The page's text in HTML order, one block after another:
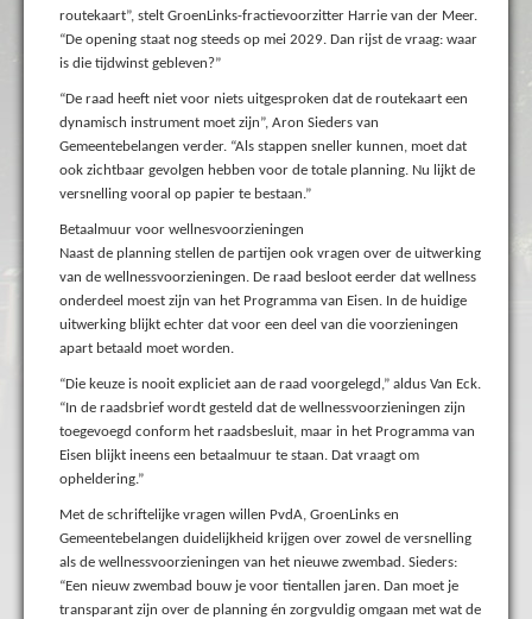
routekaart”, stelt GroenLinks-fractievoorzitter Harrie van der Meer.
“De opening staat nog steeds op mei 2029. Dan rijst de vraag: waar
is die tijdwinst gebleven?”
“De raad heeft niet voor niets uitgesproken dat de routekaart een
dynamisch instrument moet zijn”, Aron Sieders van
Gemeentebelangen verder. “Als stappen sneller kunnen, moet dat
ook zichtbaar gevolgen hebben voor de totale planning. Nu lijkt de
versnelling vooral op papier te bestaan.”
Betaalmuur voor wellnesvoorzieningen
Naast de planning stellen de partijen ook vragen over de uitwerking
van de wellnessvoorzieningen. De raad besloot eerder dat wellness
onderdeel moest zijn van het Programma van Eisen. In de huidige
uitwerking blijkt echter dat voor een deel van die voorzieningen
apart betaald moet worden.
“Die keuze is nooit expliciet aan de raad voorgelegd,” aldus Van Eck.
“In de raadsbrief wordt gesteld dat de wellnessvoorzieningen zijn
toegevoegd conform het raadsbesluit, maar in het Programma van
Eisen blijkt ineens een betaalmuur te staan. Dat vraagt om
opheldering.”
Met de schriftelijke vragen willen PvdA, GroenLinks en
Gemeentebelangen duidelijkheid krijgen over zowel de versnelling
als de wellnessvoorzieningen van het nieuwe zwembad. Sieders:
“Een nieuw zwembad bouw je voor tientallen jaren. Dan moet je
transparant zijn over de planning én zorgvuldig omgaan met wat de